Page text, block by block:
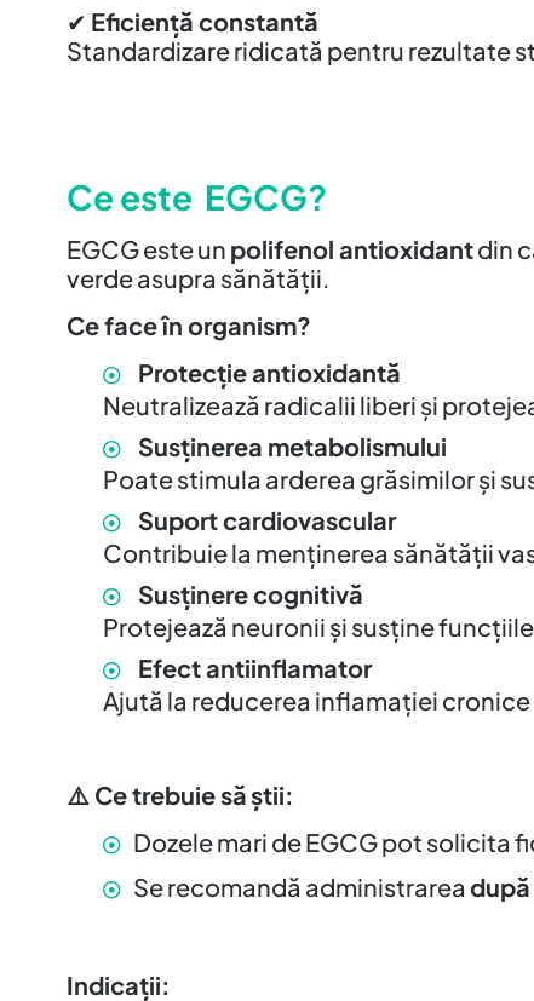
✔ Eficiență constantă
Standardizare ridicată pentru rezultate
Ce este EGCG?
EGCG este un polifenol antioxidantdin
verde asupra sănătății.
Ce face în organism?
Protecție antioxidantă
Neutralizează radicalii liberi și
Susținerea metabolismului
Poate stimula arderea grăsimilor și
Suport cardiovascular
Contribuie la menținerea sănătății
Susținere cognitivă
Protejează neuronii și susține
Efect antiinflamator
Ajută la reducerea inflamației
⚠️ Ce trebuie săștii:
Dozele mari de EGCG pot solicita
Se recomandă administrarea după
Indicații: